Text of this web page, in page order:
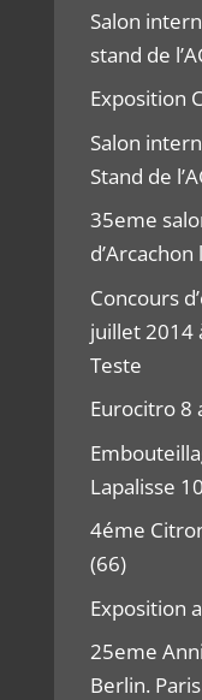
Salon
stand de
Exposition
Salon
Stand de
35eme
Concours
juillet 2014
Teste
Eurocitro 8
Lapalisse
4éme
(66)
Exposition
25eme
Berlin.